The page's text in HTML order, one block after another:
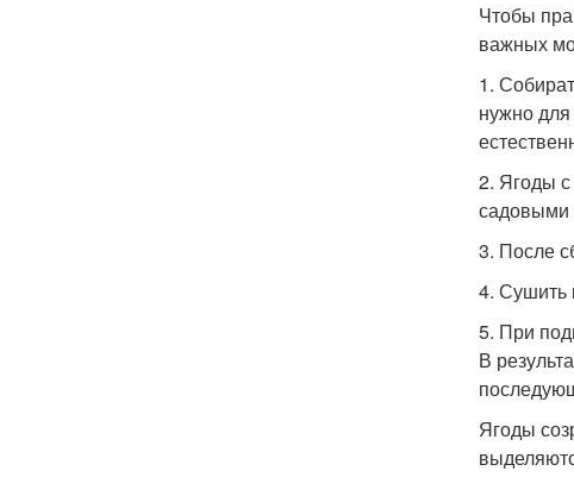
Чтобы
важных
1.
нужно
2. Ягоды с
3. После
4. Сушить
5. При
В
Ягоды